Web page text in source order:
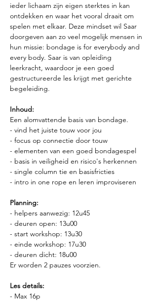
ieder lichaam zijn eigen sterktes in kan
ontdekken en waar het vooral draait om
spelen met elkaar. Deze mindset wil Saar
doorgeven aan zo veel mogelijk mensen in
hun missie: bondage is for everybody and
every body. Saar is van opleiding
leerkracht, waardoor je een goed
gestructureerde les krijgt met gerichte
begeleiding.
Inhoud:
Een alomvattende basis van bondage.
- vind het juiste touw voor jou
- focus op connectie door touw
- elementen van een goed bondagespel
- basis in veiligheid en risico's herkennen
- single column tie en basisfricties
- intro in one rope en leren improviseren
Planning:
- helpers aanwezig: 12u45
- deuren open: 13u00
- start workshop: 13u30
- einde workshop: 17u30
- deuren dicht: 18u00
Er worden 2 pauzes voorzien.
Les details:
- Max 16p